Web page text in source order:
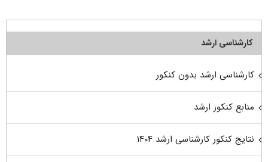
کارشناسی ارشد
کارشناسی ارشد بدون کنکور
منابع کنکور ارشد
نتایج کنکور کارشناسی ارشد ۱۴۰۴